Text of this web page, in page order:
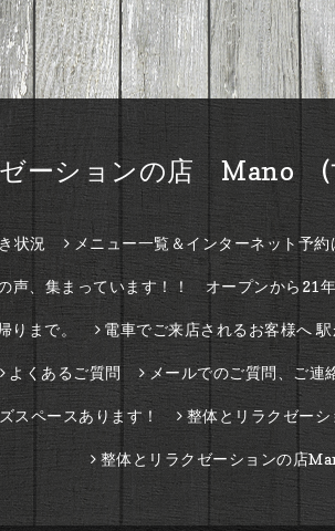
ーションの店 Mano (
状況 メニュー一覧＆インターネット予
声、集まっています！！ オープンから21
りまで。 電車でご来店されるお客様へ
よくあるご質問 メールでのご質問、ご連
スペースあります！ 整体とリラクゼー
整体とリラクゼーションの店